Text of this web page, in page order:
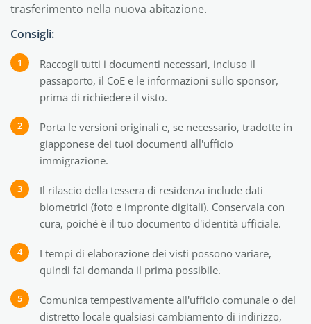
trasferimento nella nuova abitazione.
Consigli:
Raccogli tutti i documenti necessari, incluso il
passaporto, il CoE e le informazioni sullo sponsor,
prima di richiedere il visto.
Porta le versioni originali e, se necessario, tradotte in
giapponese dei tuoi documenti all'ufficio
immigrazione.
Il rilascio della tessera di residenza include dati
biometrici (foto e impronte digitali). Conservala con
cura, poiché è il tuo documento d'identità ufficiale.
I tempi di elaborazione dei visti possono variare,
quindi fai domanda il prima possibile.
Comunica tempestivamente all'ufficio comunale o del
distretto locale qualsiasi cambiamento di indirizzo,